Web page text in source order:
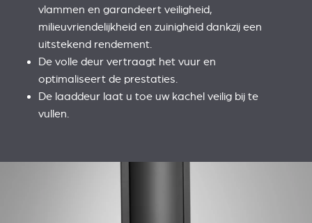
vlammen en garandeert veiligheid,
milieuvriendelijkheid en zuinigheid dankzij een
uitstekend rendement.
De volle deur vertraagt het vuur en
optimaliseert de prestaties.
De laaddeur laat u toe uw kachel veilig bij te
vullen.